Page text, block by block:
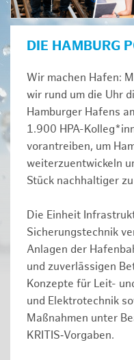
DIE HAMBURG
Wir machen Hafen:
wir rund um die Uhr
Hamburger Hafens
1.900 HPA-
vorantreiben, um
weiterzuentwickeln
Stück nachhaltiger
Die Einheit
Sicherungstechnik
Anlagen der
und zuverlässigen
Konzepte für Leit-
und Elektrotechnik
Maßnahmen unter
KRITIS‑Vorgaben.